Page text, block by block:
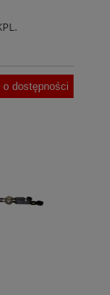
o dostępności